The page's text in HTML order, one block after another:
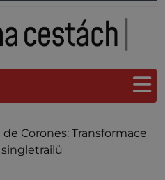
Corones: Transformace